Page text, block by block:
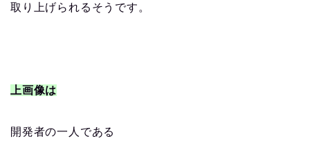
取り上げられるそうです。
上画像は
開発者の一人である